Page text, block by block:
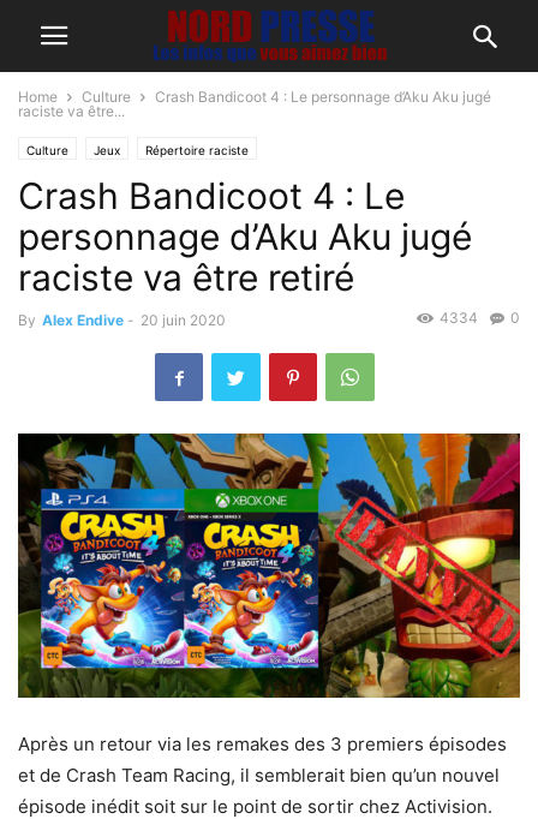
Home Culture
Crash Bandicoot 4 : Le personnage d’Aku Aku jugé
raciste va être...
Culture Jeux Répertoire raciste
Crash Bandicoot 4 : Le
personnage d’Aku Aku jugé
raciste va être retiré
By Alex Endive - 20 juin 2020 0
4334
Après un retour via les remakes des 3 premiers épisodes
et de Crash Team Racing, il semblerait bien qu’un nouvel
épisode inédit soit sur le point de sortir chez Activision.